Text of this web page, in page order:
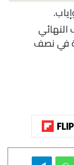
النهائي
في نصف
واتساب